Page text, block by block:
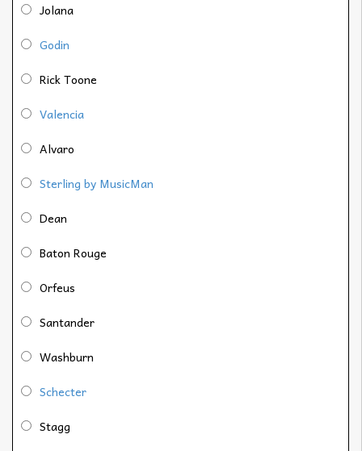
Jolana
Godin
Rick Toone
Valencia
Alvaro
Sterling by MusicMan
Dean
Baton Rouge
Orfeus
Santander
Washburn
Schecter
Stagg